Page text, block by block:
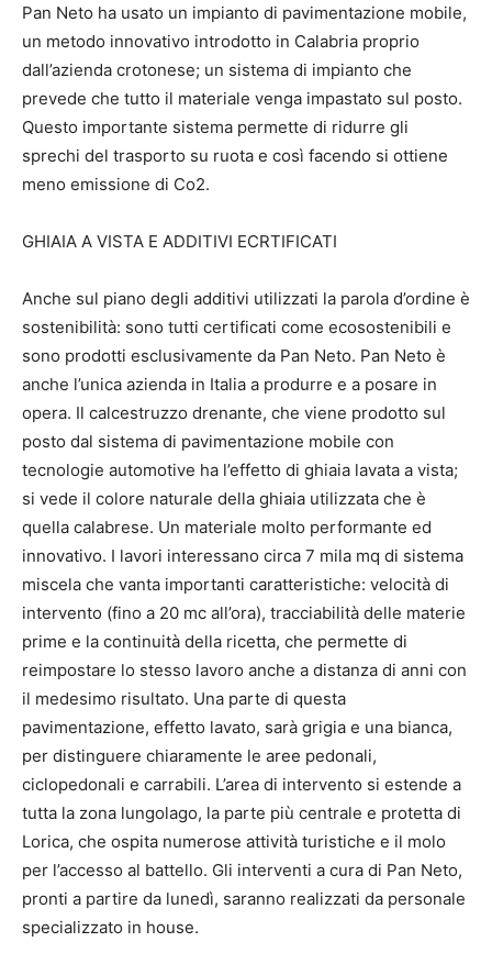
Pan Neto ha usato un impianto di pavimentazione mobile,
un metodo innovativo introdotto in Calabria proprio
dall’azienda crotonese; un sistema di impianto che
prevede che tutto il materiale venga impastato sul posto.
Questo importante sistema permette di ridurre gli
sprechi del trasporto su ruota e così facendo si ottiene
meno emissione di Co2.
GHIAIA A VISTA E ADDITIVI ECRTIFICATI
Anche sul piano degli additivi utilizzati la parola d’ordine è
sostenibilità: sono tutti certificati come ecosostenibili e
sono prodotti esclusivamente da Pan Neto. Pan Neto è
anche l’unica azienda in Italia a produrre e a posare in
opera. Il calcestruzzo drenante, che viene prodotto sul
posto dal sistema di pavimentazione mobile con
tecnologie automotive ha l’effetto di ghiaia lavata a vista;
si vede il colore naturale della ghiaia utilizzata che è
quella calabrese. Un materiale molto performante ed
innovativo. I lavori interessano circa 7 mila mq di sistema
miscela che vanta importanti caratteristiche: velocità di
intervento (fino a 20 mc all’ora), tracciabilità delle materie
prime e la continuità della ricetta, che permette di
reimpostare lo stesso lavoro anche a distanza di anni con
il medesimo risultato. Una parte di questa
pavimentazione, effetto lavato, sarà grigia e una bianca,
per distinguere chiaramente le aree pedonali,
ciclopedonali e carrabili. L’area di intervento si estende a
tutta la zona lungolago, la parte più centrale e protetta di
Lorica, che ospita numerose attività turistiche e il molo
per l’accesso al battello. Gli interventi a cura di Pan Neto,
pronti a partire da lunedì, saranno realizzati da personale
specializzato in house.